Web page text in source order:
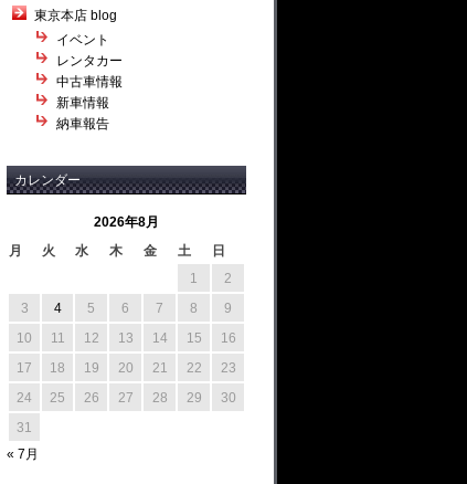
東京本店 blog
イベント
レンタカー
中古車情報
新車情報
納車報告
カレンダー
2026年8月
月
火 水 木 金 土
日
1
2
3
4 5 6 7 8
9
10
11 12 13 14 15
16
17
18 19 20 21 22
23
24
25 26 27 28 29
30
31
« 7月